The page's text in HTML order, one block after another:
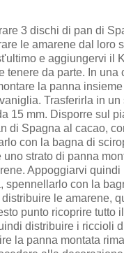
3 dischi di pan di
le amarene dal loro
e aggiungervi il
tenere da parte. In una
la panna
Trasferirla in un
15 mm. Disporre sul
di Spagna al cacao,
con la bagna di
uno strato di panna
Appoggiarvi
spennellarlo con la
le amarene,
punto ricoprire tutto
distribuire i riccioli
la panna montata